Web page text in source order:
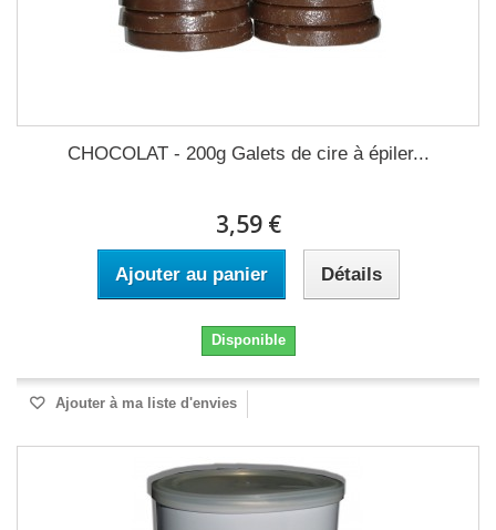
CHOCOLAT - 200g Galets de cire à épiler...
3,59 €
Ajouter au panier Détails
Disponible
Ajouter à ma liste d'envies